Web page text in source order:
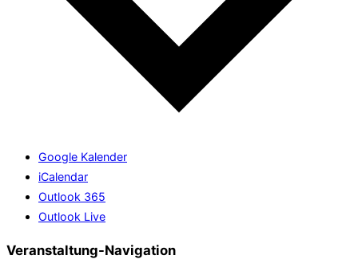
Google Kalender
iCalendar
Outlook 365
Outlook Live
Veranstaltung-Navigation